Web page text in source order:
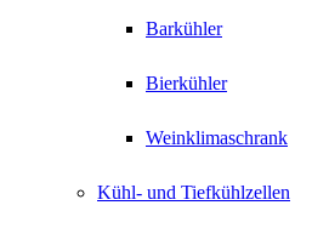
Barkühler
Bierkühler
Weinklimaschrank
Kühl- und Tiefkühlzellen